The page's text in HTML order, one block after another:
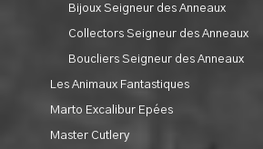
Bijoux Seigneur des Anneaux
Collectors Seigneur des Anneaux
Boucliers Seigneur des Anneaux
Les Animaux Fantastiques
Marto Excalibur Epées
Master Cutlery